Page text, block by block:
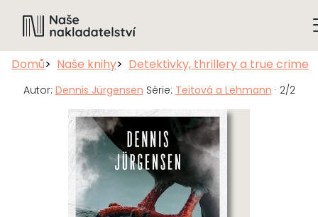
Domů Naše knihy Detektivky, thrillery a true crime
Autor: Dennis Jürgensen Série: Teitová a Lehmann · 2/2